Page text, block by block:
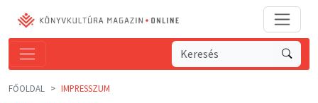
FŐOLDAL IMPRESSZUM